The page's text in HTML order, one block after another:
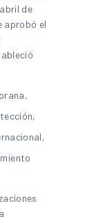
de
aprobó el